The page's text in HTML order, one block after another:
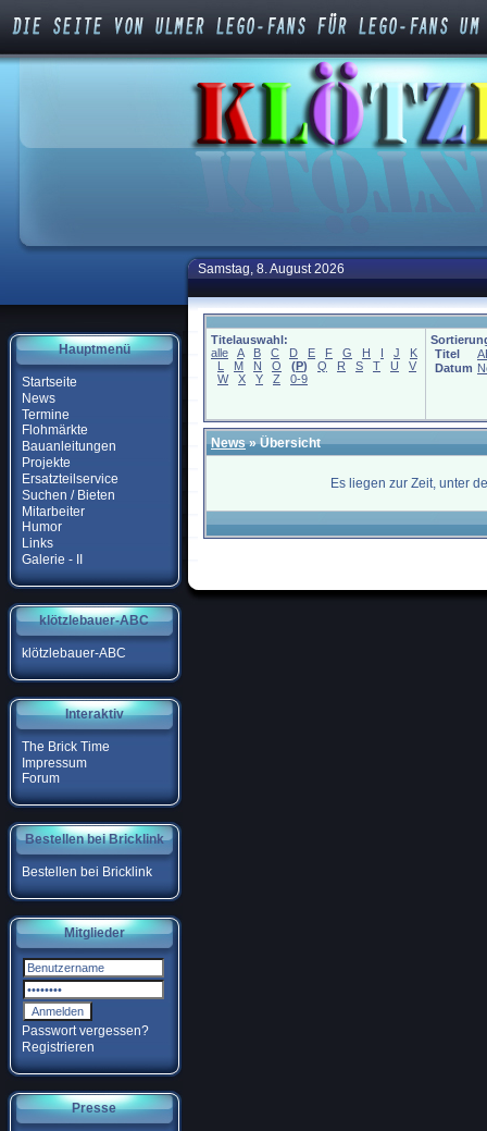
Hauptmenü
Startseite
News
Termine
Flohmärkte
Bauanleitungen
Projekte
Ersatzteilservice
Suchen / Bieten
Mitarbeiter
Humor
Links
Galerie - II
klötzlebauer-ABC
klötzlebauer-ABC
Interaktiv
The Brick Time
Impressum
Forum
Bestellen bei Bricklink
Bestellen bei Bricklink
Mitglieder
Passwort vergessen?
Registrieren
Presse
Samstag, 8. August 2026
Titelauswahl:
alle
A B C D E F G H I J
K
L
M N O (P) Q R S T U
V
W
X Y Z 0-9
Titel
Datum
News» Übersicht
Es liegen zur Zeit, unter